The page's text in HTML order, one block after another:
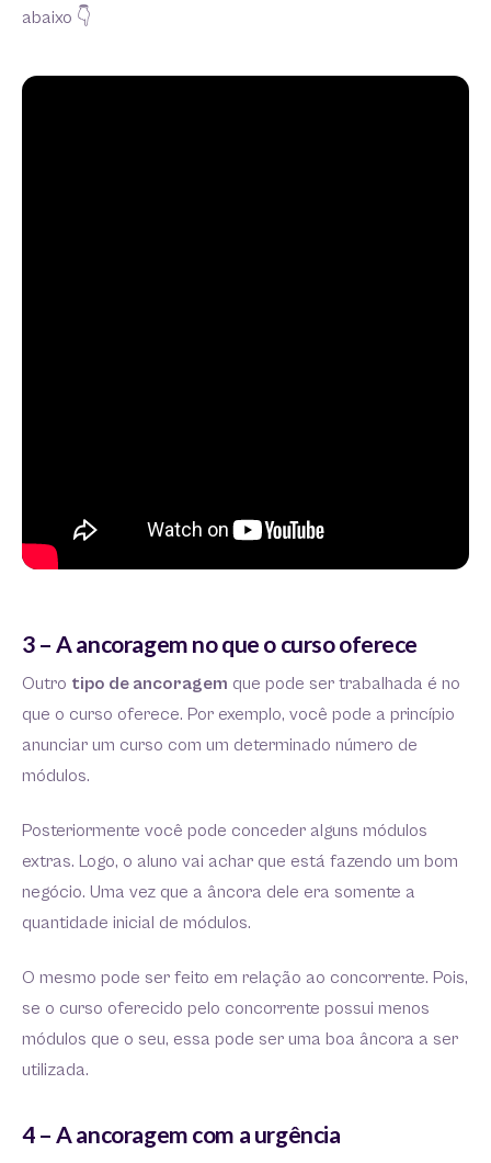
abaixo 👇
3 – A ancoragem no que o curso oferece
Outro tipo de ancoragem que pode ser trabalhada é no
que o curso oferece. Por exemplo, você pode a princípio
anunciar um curso com um determinado número de
módulos.
Posteriormente você pode conceder alguns módulos
extras. Logo, o aluno vai achar que está fazendo um bom
negócio. Uma vez que a âncora dele era somente a
quantidade inicial de módulos.
O mesmo pode ser feito em relação ao concorrente. Pois,
se o curso oferecido pelo concorrente possui menos
módulos que o seu, essa pode ser uma boa âncora a ser
utilizada.
4 – A ancoragem com a urgência